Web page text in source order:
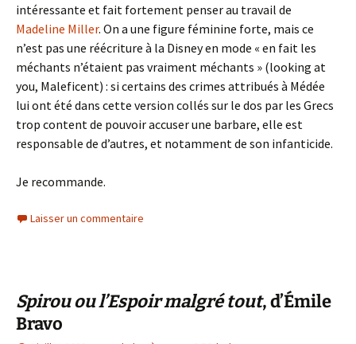
intéressante et fait fortement penser au travail de
Madeline Miller. On a une figure féminine forte, mais ce
n’est pas une réécriture à la Disney en mode « en fait les
méchants n’étaient pas vraiment méchants » (looking at
you, Maleficent) : si certains des crimes attribués à Médée
lui ont été dans cette version collés sur le dos par les Grecs
trop content de pouvoir accuser une barbare, elle est
responsable de d’autres, et notamment de son infanticide.
Je recommande.
Laisser un commentaire
Spirou ou l’Espoir malgré tout, d’Émile
Bravo